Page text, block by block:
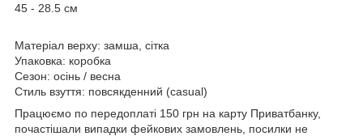
45 - 28.5 см
Матеріал верху: замша, сітка
Упаковка: коробка
Сезон: осінь / весна
Стиль взуття: повсякденний (casual)
Працюємо по передоплаті 150 грн на карту Приватбанку,
почастішали випадки фейкових замовлень, посилки не